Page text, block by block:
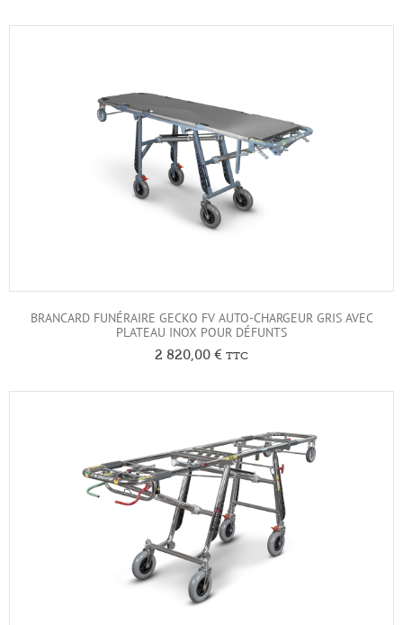
BRANCARD FUNÉRAIRE GECKO FV AUTO-CHARGEUR GRIS AVEC
PLATEAU INOX POUR DÉFUNTS
2 820,00 € TTC